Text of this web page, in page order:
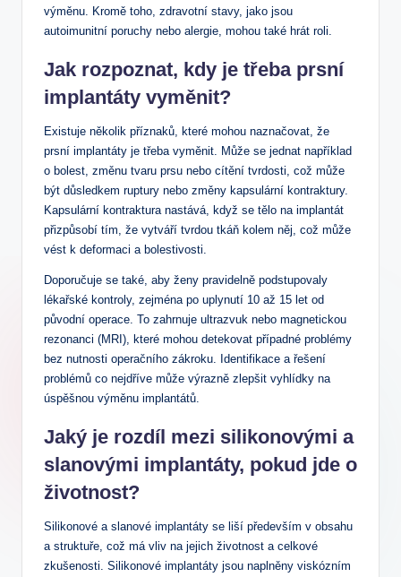
výměnu. Kromě toho, zdravotní stavy, jako jsou
autoimunitní poruchy nebo alergie, mohou také hrát roli.
Jak rozpoznat, kdy je třeba prsní
implantáty vyměnit?
Existuje několik příznaků, které mohou naznačovat, že
prsní implantáty je třeba vyměnit. Může se jednat například
o bolest, změnu tvaru prsu nebo cítění tvrdosti, což může
být důsledkem ruptury nebo změny kapsulární kontraktury.
Kapsulární kontraktura nastává, když se tělo na implantát
přizpůsobí tím, že vytváří tvrdou tkáň kolem něj, což může
vést k deformaci a bolestivosti.
Doporučuje se také, aby ženy pravidelně podstupovaly
lékařské kontroly, zejména po uplynutí 10 až 15 let od
původní operace. To zahrnuje ultrazvuk nebo magnetickou
rezonanci (MRI), které mohou detekovat případné problémy
bez nutnosti operačního zákroku. Identifikace a řešení
problémů co nejdříve může výrazně zlepšit vyhlídky na
úspěšnou výměnu implantátů.
Jaký je rozdíl mezi silikonovými a
slanovými implantáty, pokud jde o
životnost?
Silikonové a slanové implantáty se liší především v obsahu
a struktuře, což má vliv na jejich životnost a celkové
zkušenosti. Silikonové implantáty jsou naplněny viskózním